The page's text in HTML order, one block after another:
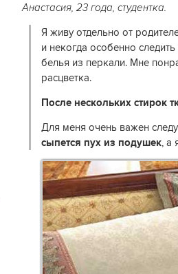
Анастасия, 23 года, студентка.
Я живу отдельно от
и некогда особенно
белья из перкали. Мне
расцветка.
После нескольких стирок
Для меня очень важен
сыпется пух из подушек, а